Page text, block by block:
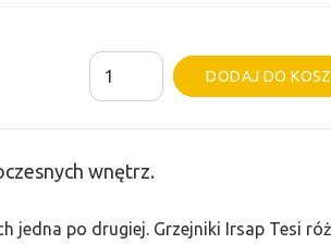
ilość
Grzejnik
DODAJ DO
wnętrz.
jedna po drugiej. Grzejniki Irsap Tesi